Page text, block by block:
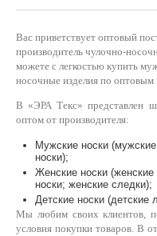
Вас приветствует оптовый
производитель чулочно-
можете с легкостью купить
носочные изделия по оптовым
В «ЭРА Текс» представлен
оптом от производителя:
Мужские носки
носки);
Женские носки
носки; женские следки);
Детские носки (детские
Мы любим своих клиентов,
условия покупки товаров. В